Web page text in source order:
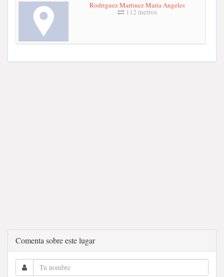
Rodriguez Martinez Maria Angeles
112 metros
Comenta sobre este lugar